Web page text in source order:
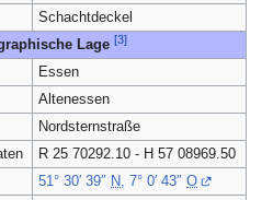
Schachtdeckel
Lage [3]
Essen
Altenessen
Nordsternstraße
R 25 70292.10 - H 57 08969.50
51° 30′ 39″ N, 7° 0′ 43″O